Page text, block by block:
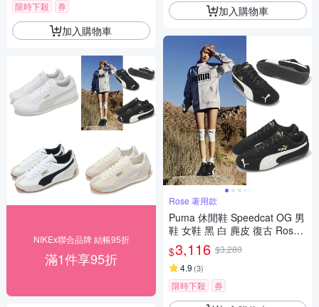
限時下殺 券
加入購物車
NIKEx聯合品牌 結帳95折
滿1件享95折
加入購物車
Rose 著用款
Puma 休閒鞋 Speedcat OG 男
鞋 女鞋 黑 白 麂皮 復古 Rose
著用款 賽車鞋 39884601
$3,116 $3,280
4.9 (3)
限時下殺 券